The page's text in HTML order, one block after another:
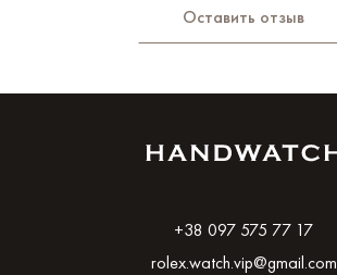
Оставить отзыв
+38 097 575 77 17
rolex.watch.vip@gmail.com